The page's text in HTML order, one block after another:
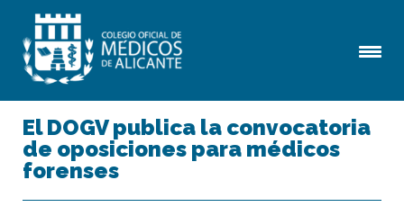
El DOGV publica la convocatoria
de oposiciones para médicos
forenses